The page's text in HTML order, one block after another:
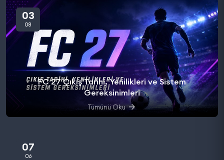
03
08
FC 27 Çıkış Tarihi, Yenilikleri ve Sistem
Gereksinimleri
Tümünü Oku
07
06